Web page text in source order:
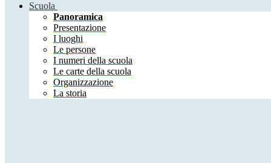
Scuola
Panoramica
Presentazione
I luoghi
Le persone
I numeri della scuola
Le carte della scuola
Organizzazione
La storia